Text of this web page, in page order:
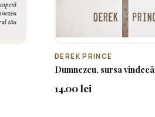
DEREK PRINCE
Dumnezeu, sursa
14.00 lei